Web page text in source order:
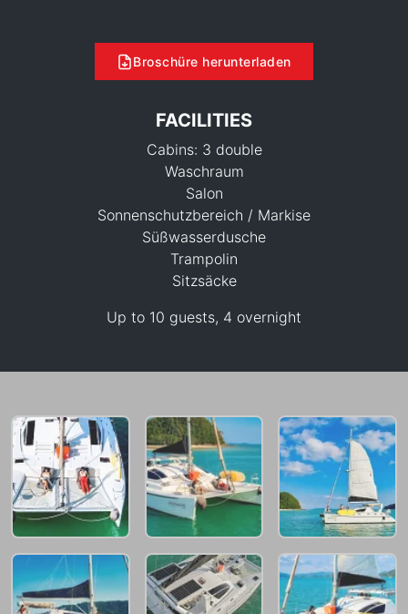
Broschüre herunterladen
FACILITIES
Cabins: 3 double
Waschraum
Salon
Sonnenschutzbereich / Markise
Süßwasserdusche
Trampolin
Sitzsäcke
Up to 10 guests, 4 overnight